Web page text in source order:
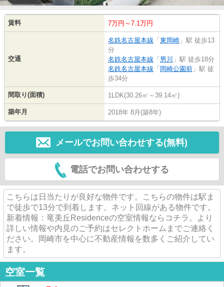
賃料 7万円～7.1万円
交通
名鉄名古屋本線 「 東岡崎 」駅 徒歩13
分
名鉄名古屋本線 「 男川 」駅 徒歩18分
名鉄名古屋本線 「 岡崎公園前 」駅 徒
歩34分
間取り(面積) 1LDK(30.26㎡～39.14㎡)
築年月 2018年 8月(築8年)
メールでお問い合わせする(無料)
電話でお問い合わせする
こちらは日当たりが良好な物件です。こちらの物件は駅ま
で徒歩で13分で到着します。ネット回線がある物件です。
新着情報：竜美丘Residenceの空室情報ならコチラ。より
詳しい情報や内見のご予約はセレクトホームまでご連絡く
ださい。岡崎市を中心に不動産情報を数多くご紹介してい
ます。
空室一覧